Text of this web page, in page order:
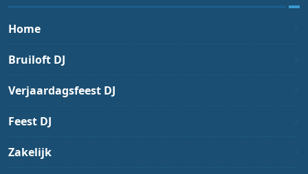
Home
Bruiloft DJ
Verjaardagsfeest DJ
Feest DJ
Zakelijk